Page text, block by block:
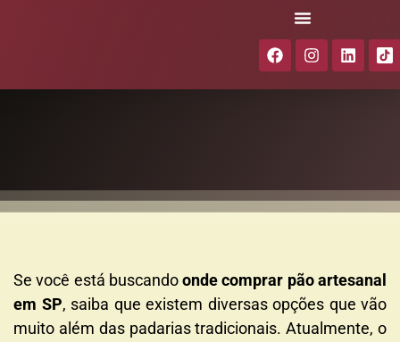
Se você está buscandoonde comprar pão artesanal
em SP, saiba que existem diversas opções que vão
muito além das padarias tradicionais. Atualmente, o